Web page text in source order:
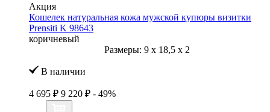
Акция
Кошелек натуральная кожа мужской купюры визитки
Prensiti K 98643
коричневый
Размеры: 9 x 18,5 x 2
В наличии
4 695 ₽ 9 220 ₽ - 49%